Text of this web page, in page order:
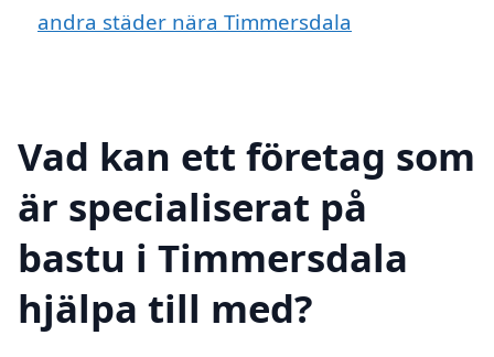
andra städer nära Timmersdala
Vad kan ett företag som
är specialiserat på
bastu i Timmersdala
hjälpa till med?